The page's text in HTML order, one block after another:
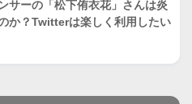
サーの「松下侑衣花」さんは炎
か？Twitterは楽しく利用したい